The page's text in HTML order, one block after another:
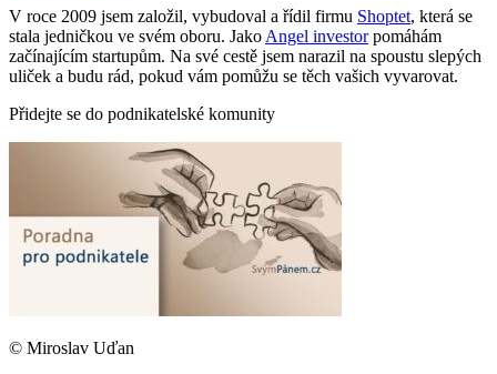
V roce 2009 jsem založil, vybudoval a řídil firmu Shoptet, která se
stala jedničkou ve svém oboru. Jako Angel investorpomáhám
začínajícím startupům. Na své cestě jsem narazil na spoustu slepých
uliček a budu rád, pokud vám pomůžu se těch vašich vyvarovat.
Přidejte se do podnikatelské komunity
© Miroslav Uďan